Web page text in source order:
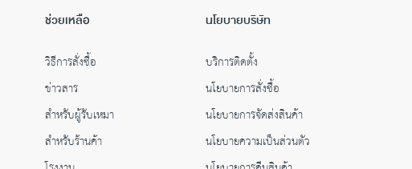
ช่วยเหลือ
วิธีการสั่งซื้อ
ข่าวสาร
สำหรับผู้รับเหมา
สำหรับร้านค้า
นโยบายบริษัท
บริการติดตั้ง
นโยบายการสั่งซื้อ
นโยบายการจัดส่งสินค้า
นโยบายความเป็นส่วนตัว